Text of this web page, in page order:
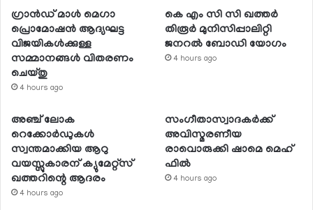
ഗ്രാന്‍ഡ് മാള്‍ മെഗാ
പ്രൊമോഷന്‍ ആദ്യഘട്ട
വിജയികള്‍ക്കുള്ള
സമ്മാനങ്ങള്‍ വിതരണം
ചെയ്തു
4 hours ago
കെ എം സി സി ഖത്തര്‍
തിരൂര്‍ മുനിസിപ്പാലിറ്റി
ജനറല്‍ ബോഡി യോഗം
4 hours ago
അഞ്ച് ലോക
റെക്കോര്‍ഡുകള്‍
സ്വന്തമാക്കിയ ആറു
വയസ്സുകാരന് ക്യുമേറ്റ്‌സ്
ഖത്തറിന്റെ ആദരം
4 hours ago
സംഗീതാസ്വാദകര്‍ക്ക്
അവിസ്മരണീയ
രാവൊരുക്കി ഷാമെ മെഹ്
ഫില്‍
4 hours ago